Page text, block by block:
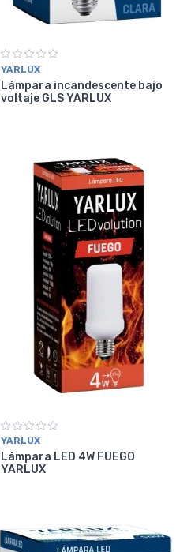
YARLUX
Lámpara incandescente bajo
voltaje GLS YARLUX
YARLUX
Lámpara LED 4W FUEGO
YARLUX